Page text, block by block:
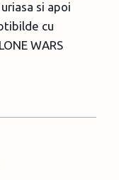
si apoi
cu
WARS